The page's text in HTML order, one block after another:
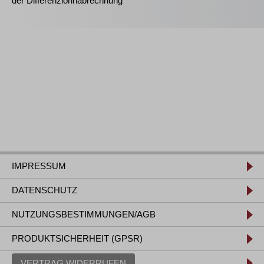
IMPRESSUM
DATENSCHUTZ
NUTZUNGSBESTIMMUNGEN/AGB
PRODUKTSICHERHEIT (GPSR)